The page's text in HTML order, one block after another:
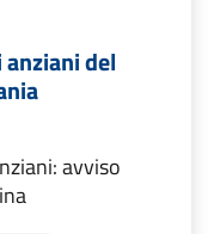
del
avviso